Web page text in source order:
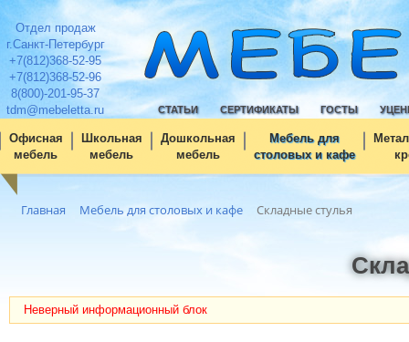
Отдел продаж
г.Санкт-Петербург
+7(812)368-52-95
+7(812)368-52-96
8(800)-201-95-37
tdm@mebeletta.ru
СТАТЬИ СЕРТИФИКАТЫ ГОСТЫ
Офисная
мебель
Школьная
мебель
Дошкольная
мебель
Мебель для
столовых и кафе
Главная Мебель для столовых и кафе Складные стулья
Неверный информационный блок